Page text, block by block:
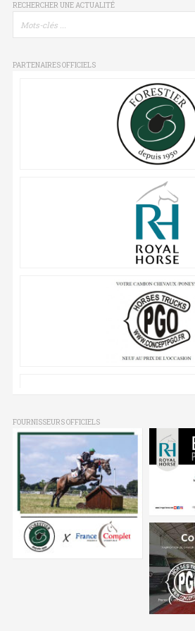
RECHERCHER UNE ACTUALITÉ
PARTENAIRES OFFICIELS
FOURNISSEURS OFFICIELS